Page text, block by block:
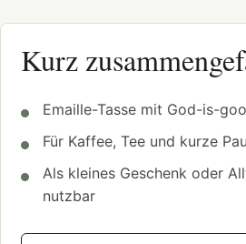
Kurz
Emaille-Tasse mit God-is-
Für Kaffee, Tee und kurze
Als kleines Geschenk oder
nutzbar